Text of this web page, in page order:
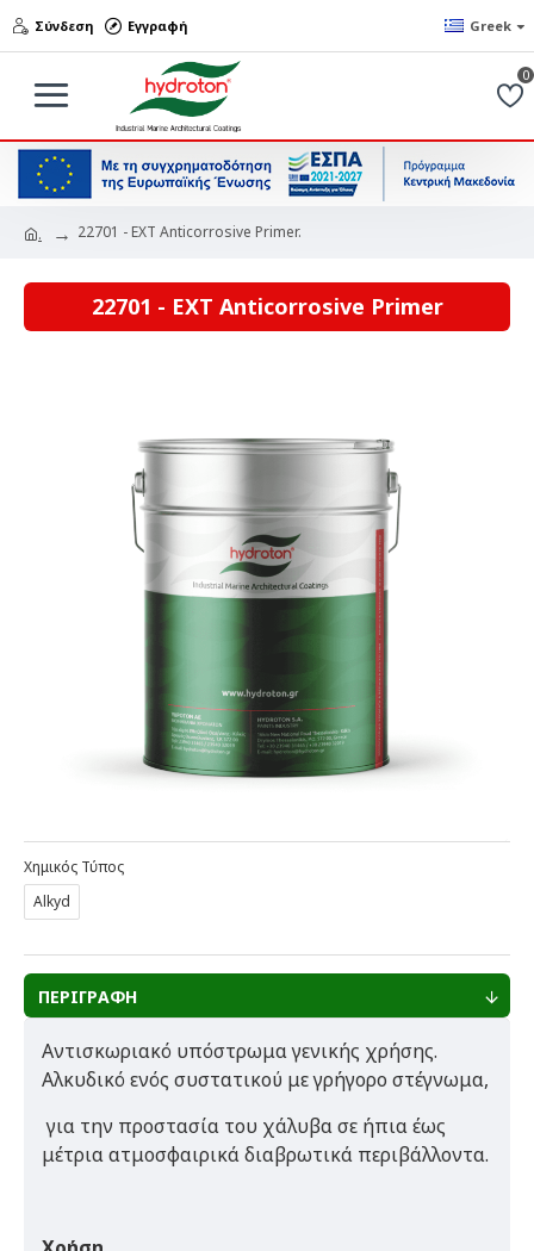
Σύνδεση Εγγραφή Greek
0
. 22701 - EXT Anticorrosive Primer.
22701 - EXT Anticorrosive Primer
Χημικός Τύπος
Alkyd
ΠΕΡΙΓΡΑΦΗ
Αντισκωριακό υπόστρωμα γενικής χρήσης.
Αλκυδικό ενός συστατικού με γρήγορο στέγνωμα,
για την προστασία του χάλυβα σε ήπια έως
μέτρια ατμοσφαιρικά διαβρωτικά περιβάλλοντα.